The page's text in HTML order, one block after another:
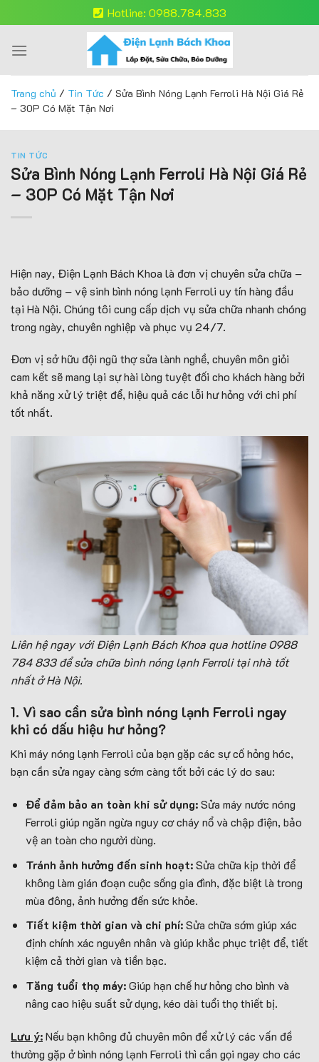
to
content
Hotline: 0988.784.833
Trang chủ / Tin Tức / Sửa Bình Nóng Lạnh Ferroli Hà Nội Giá Rẻ
– 30P Có Mặt Tận Nơi
TIN TỨC
Sửa Bình Nóng Lạnh Ferroli Hà Nội Giá Rẻ
– 30P Có Mặt Tận Nơi
Hiện nay, Điện Lạnh Bách Khoa là đơn vị chuyên sửa chữa –
bảo dưỡng – vệ sinh bình nóng lạnh Ferroli uy tín hàng đầu
tại Hà Nội. Chúng tôi cung cấp dịch vụ sửa chữa nhanh chóng
trong ngày, chuyên nghiệp và phục vụ 24/7.
Đơn vị sở hữu đội ngũ thợ sửa lành nghề, chuyên môn giỏi
cam kết sẽ mang lại sự hài lòng tuyệt đối cho khách hàng bởi
khả năng xử lý triệt để, hiệu quả các lỗi hư hỏng với chi phí
tốt nhất.
Liên hệ ngay với Điện Lạnh Bách Khoa qua hotline 0988
784 833 để sửa chữa bình nóng lạnh Ferroli tại nhà tốt
nhất ở Hà Nội.
1. Vì sao cần sửa bình nóng lạnh Ferroli ngay
khi có dấu hiệu hư hỏng?
Khi máy nóng lạnh Ferroli của bạn gặp các sự cố hỏng hóc,
bạn cần sửa ngay càng sớm càng tốt bởi các lý do sau:
Để đảm bảo an toàn khi sử dụng:Sửa máy nước nóng
Ferroli giúp ngăn ngừa nguy cơ cháy nổ và chập điện, bảo
vệ an toàn cho người dùng.
Tránh ảnh hưởng đến sinh hoạt:Sửa chữa kịp thời để
không làm gián đoạn cuộc sống gia đình, đặc biệt là trong
mùa đông, ảnh hưởng đến sức khỏe.
Tiết kiệm thời gian và chi phí:Sửa chữa sớm giúp xác
định chính xác nguyên nhân và giúp khắc phục triệt để, tiết
kiệm cả thời gian và tiền bạc.
Tăng tuổi thọ máy:Giúp hạn chế hư hỏng cho bình và
nâng cao hiệu suất sử dụng, kéo dài tuổi thọ thiết bị.
Lưu ý:Nếu bạn không đủ chuyên môn để xử lý các vấn đề
thường gặp ở bình nóng lạnh Ferroli thì cần gọi ngay cho các